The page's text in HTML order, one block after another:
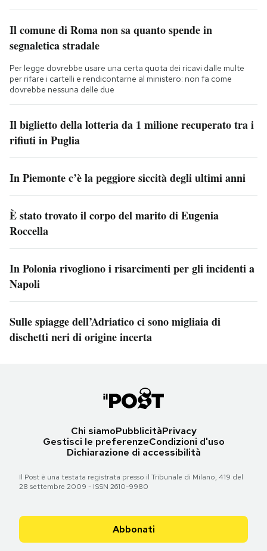
Il comune di Roma non sa quanto spende in
segnaletica stradale
Per legge dovrebbe usare una certa quota dei ricavi dalle multe
per rifare i cartelli e rendicontarne al ministero: non fa come
dovrebbe nessuna delle due
Il biglietto della lotteria da 1 milione recuperato tra i
rifiuti in Puglia
In Piemonte c’è la peggiore siccità degli ultimi anni
È stato trovato il corpo del marito di Eugenia
Roccella
In Polonia rivogliono i risarcimenti per gli incidenti a
Napoli
Sulle spiagge dell’Adriatico ci sono migliaia di
dischetti neri di origine incerta
Chi siamoPubblicitàPrivacy
Gestisci le preferenzeCondizioni d'uso
Dichiarazione di accessibilità
Il Post è una testata registrata presso il Tribunale di Milano, 419 del
28 settembre 2009 - ISSN 2610-9980
Abbonati